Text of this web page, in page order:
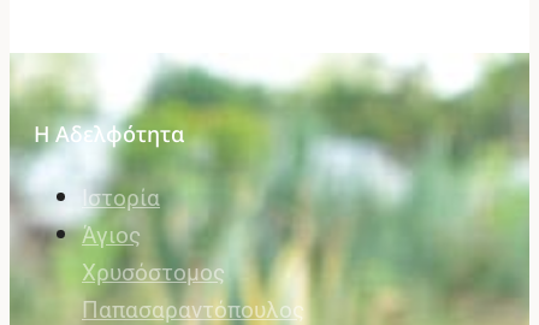
Η Αδελφότητα
Ιστορία
Άγιος
Χρυσόστομος
Παπασαραντόπουλος